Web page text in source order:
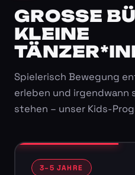
GROSSE
LEINE T
Spielerisch Bewegung
erleben und irgendwann
stehen – unser Kids-
3–5 JAHRE